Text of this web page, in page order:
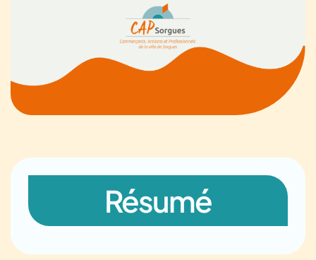
Résumé